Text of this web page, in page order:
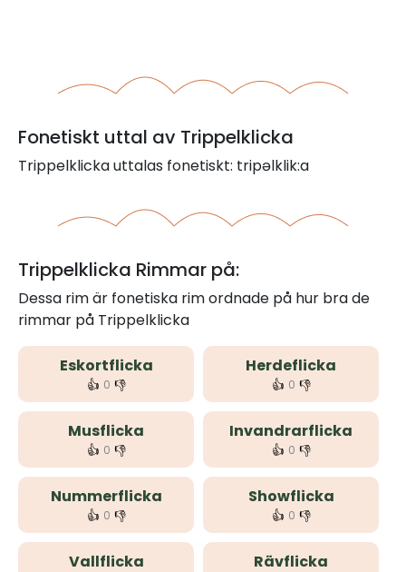
Fonetiskt uttal av Trippelklicka
Trippelklicka uttalas fonetiskt: tripəlklik:a
Trippelklicka Rimmar på:
Dessa rim är fonetiska rim ordnade på hur bra de
rimmar på Trippelklicka
Eskortflicka
👍 0 👎
Herdeflicka
👍 0 👎
Musflicka
👍 0 👎
Invandrarflicka
👍 0 👎
Nummerflicka
👍 0 👎
Showflicka
👍 0 👎
Vallflicka Rävflicka